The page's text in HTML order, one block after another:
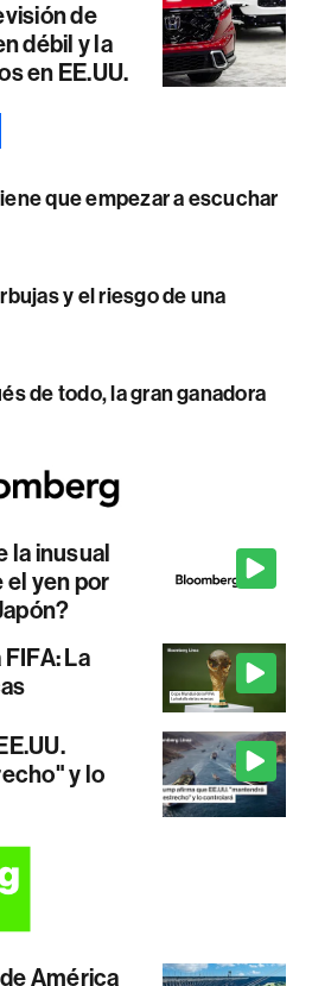
de
débil y la
en EE.UU.
que empezar a escuchar
y el riesgo de una
de todo, la gran ganadora
la inusual
yen por
La
y lo
América